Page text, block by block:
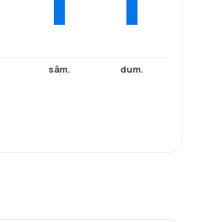
sâm. dum.